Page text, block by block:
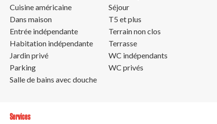
Cuisine américaine
Dans maison
Entrée indépendante
Habitation indépendante
Jardin privé
Parking
Salle de bains avec douche
Séjour
T5 et plus
Terrain non clos
Terrasse
WC indépendants
WC privés
Services